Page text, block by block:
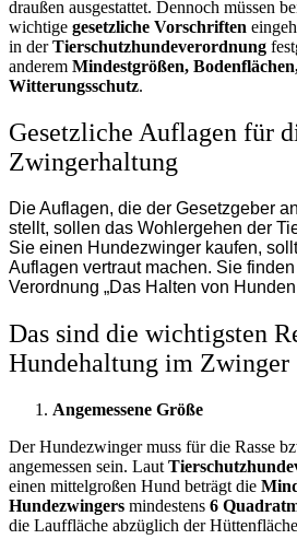
draußen ausgestattet. Dennoch müssen
wichtige gesetzliche Vorschriften
in derTierschutzhundeverordnung
anderem Mindestgrößen,
Witterungsschutz.
Gesetzliche Auflagen für
Zwingerhaltung
Die Auflagen, die der Gesetzgeber
stellt, sollen das Wohlergehen der
Sie einen Hundezwinger kaufen,
Auflagen vertraut machen. Sie
Verordnung „Das Halten von
Das sind die wichtigsten
Hundehaltung im Zwinger
Angemessene Größe
Der Hundezwinger muss für die Rasse
angemessen sein. Laut
einen mittelgroßen Hund beträgt die
Hundezwingers mindestens 6
die Lauffläche abzüglich der